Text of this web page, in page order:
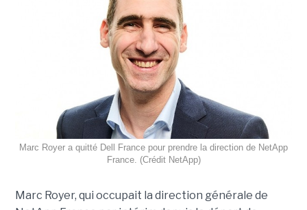
Marc Royer a quitté Dell France pour prendre la direction de NetApp
France. (Crédit NetApp)
Marc Royer, qui occupait la direction générale de